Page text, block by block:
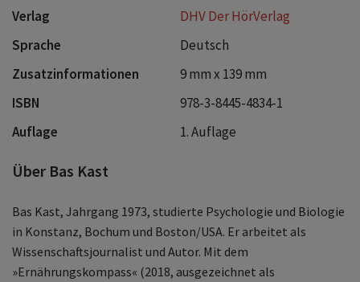
Verlag
DHV Der HörVerlag
Sprache
Deutsch
Zusatzinformationen
9 mm x 139 mm
ISBN
978-3-8445-4834-1
Auflage
1. Auflage
Über Bas Kast
Bas Kast, Jahrgang 1973, studierte Psychologie und Biologie
in Konstanz, Bochum und Boston/USA. Er arbeitet als
Wissenschaftsjournalist und Autor. Mit dem
»Ernährungskompass« (2018, ausgezeichnet als